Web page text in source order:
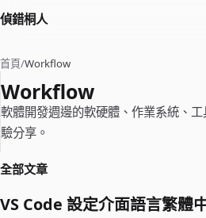
偵錯桐人
首頁/Workflow
Workflow
軟體開發週邊的軟硬體、作業系統、
驗分享。
全部文章
VS Code 設定介面語言繁體